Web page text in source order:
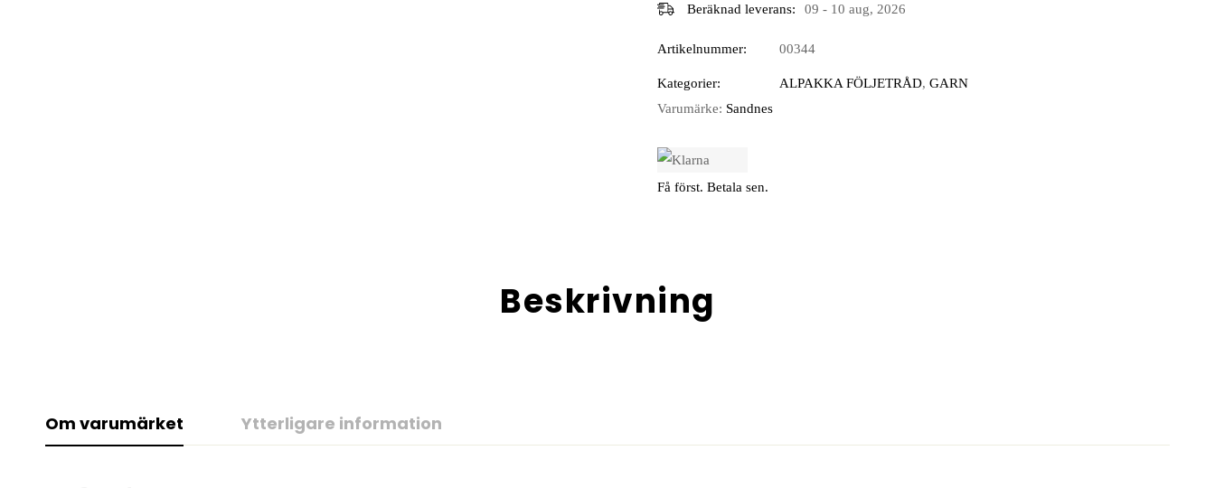
Beräknad leverans: 09 - 10 aug, 2026
Artikelnummer: 00344
Kategorier: ALPAKKA FÖLJETRÅD, GARN
Varumärke: Sandnes
Få först. Betala sen.
Beskrivning
Om varumärket Ytterligare information